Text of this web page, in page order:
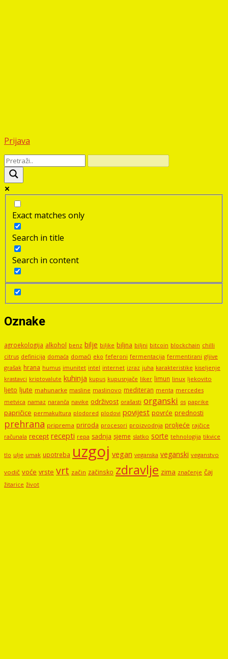
Prijava
Exact matches only
Search in title
Search in content
Oznake
agroekologija alkohol benz bilje biljke biljna biljni bitcoin blockchain chilli
citrus definicija domaća domaći eko feferoni fermentacija fermentirani gljive
grašak hrana humus imunitet intel internet izraz juha karakteristike kiseljenje
krastavci kriptovalute kuhinja kupus kupusnjače liker limun linux ljekovito
ljeto ljute mahunarke masline maslinovo mediteran menta mercedes
metvica namaz naranča navike održivost orašasti organski os paprike
papričice permakultura plodored plodovi povijest povrće prednosti
prehrana priprema priroda procesori proizvodnja proljeće rajčice
računala recept recepti repa sadnja sjeme slatko sorte tehnologija tikvice
tlo ulje umak upotreba uzgoj vegan veganska veganski veganstvo
vodič voće vrste vrt začin začinsko zdravlje zima značenje čaj
žitarice život